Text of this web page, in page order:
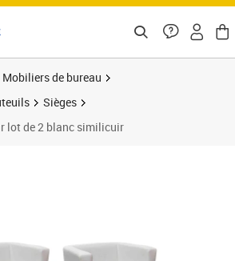
Mobiliers de bureau
Sièges
lot de 2 blanc similicuir